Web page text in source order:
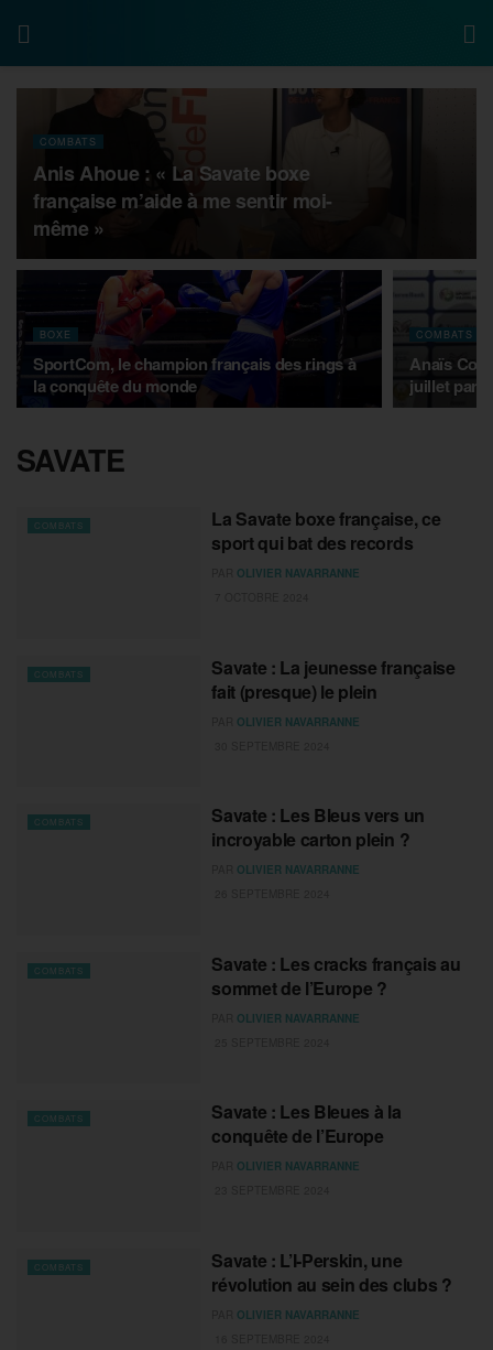
COMBATS
Anis Ahoue : « La Savate boxe
française m’aide à me sentir moi-
même »
BOXE
SportCom, le champion français des rings à
la conquête du monde
COMBATS
Anaïs
juillet par
SAVATE
COMBATS
La Savate boxe française, ce
sport qui bat des records
OLIVIER NAVARRANNE
COMBATS
Savate : La jeunesse française
fait (presque) le plein
OLIVIER NAVARRANNE
COMBATS
Savate : Les Bleus vers un
incroyable carton plein ?
OLIVIER NAVARRANNE
COMBATS
Savate : Les cracks français au
sommet de l’Europe ?
OLIVIER NAVARRANNE
COMBATS
Savate : Les Bleues à la
conquête de l’Europe
OLIVIER NAVARRANNE
COMBATS
Savate : L’I-Perskin, une
révolution au sein des clubs ?
OLIVIER NAVARRANNE